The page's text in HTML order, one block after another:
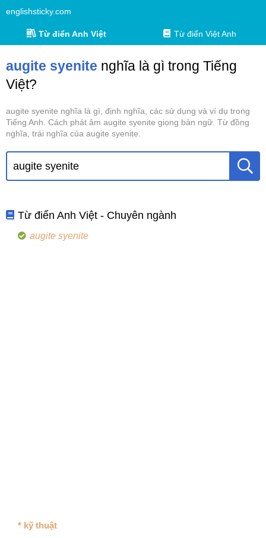
englishsticky.com
Từ điển Anh Việt Từ điển Việt Anh
augite syenite nghĩa là gì trong Tiếng
Việt?
augite syenite nghĩa là gì, định nghĩa, các sử dụng và ví dụ trong
Tiếng Anh. Cách phát âm augite syenite giọng bản ngữ. Từ đồng
nghĩa, trái nghĩa của augite syenite.
Từ điển Anh Việt - Chuyên ngành
augite syenite
* kỹ thuật